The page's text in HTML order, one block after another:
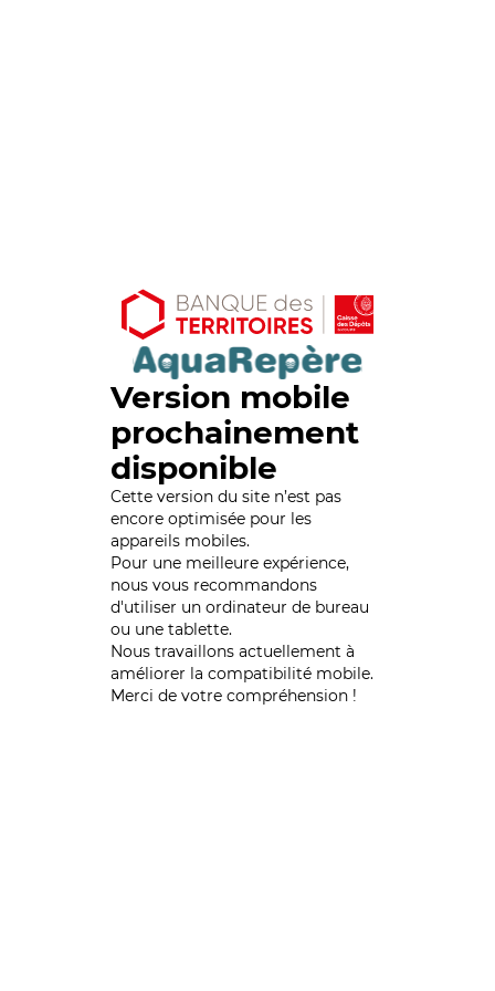
Version mobile
prochainement
disponible
Cette version du site n’est pas
encore optimisée pour les
appareils mobiles.
Pour une meilleure expérience,
nous vous recommandons
d'utiliser un ordinateur de bureau
ou une tablette.
Nous travaillons actuellement à
améliorer la compatibilité mobile.
Merci de votre compréhension !